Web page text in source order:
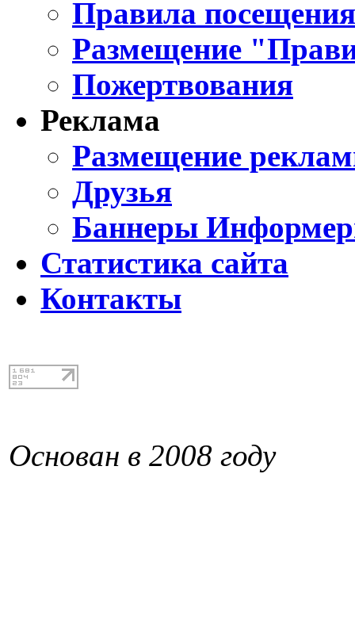
Правила
Размещение
Пожертвования
Реклама
Размещение
Друзья
Баннеры
Статистика сайта
Контакты
Основан в 2008 году